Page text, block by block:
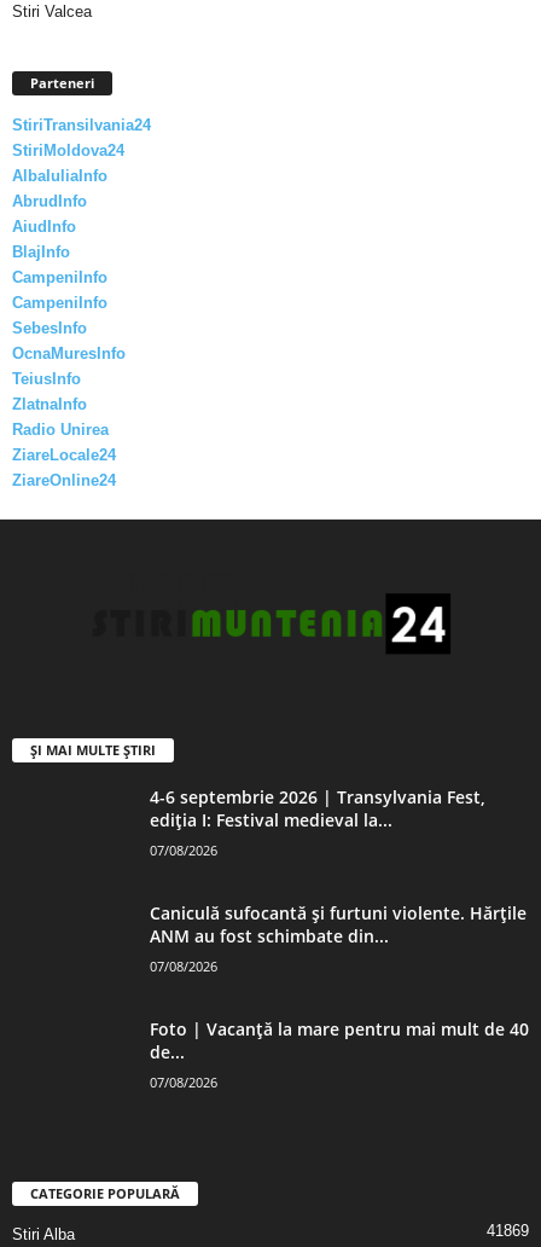
Stiri Valcea
Parteneri
StiriTransilvania24
StiriMoldova24
AlbaIuliaInfo
AbrudInfo
AiudInfo
BlajInfo
CampeniInfo
CampeniInfo
SebesInfo
OcnaMuresInfo
TeiusInfo
ZlatnaInfo
Radio Unirea
ZiareLocale24
ZiareOnline24
ȘI MAI MULTE ȘTIRI
4-6 septembrie 2026 | Transylvania Fest,
ediția I: Festival medieval la...
07/08/2026
Caniculă sufocantă și furtuni violente. Hărțile
ANM au fost schimbate din...
07/08/2026
Foto | Vacanță la mare pentru mai mult de 40
de...
07/08/2026
CATEGORIE POPULARĂ
Stiri Alba 41869